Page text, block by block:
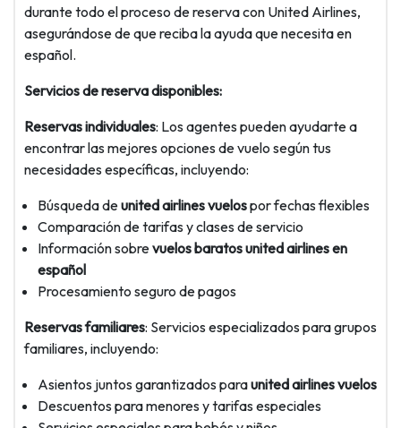
durante todo el proceso de reserva con United Airlines,
asegurándose de que reciba la ayuda que necesita en
español.
Servicios de reserva disponibles:
Reservas individuales: Los agentes pueden ayudarte a
encontrar las mejores opciones de vuelo según tus
necesidades específicas, incluyendo:
Búsqueda deunited airlines vuelospor fechas flexibles
Comparación de tarifas y clases de servicio
Información sobrevuelos baratos united airlines en
español
Procesamiento seguro de pagos
Reservas familiares: Servicios especializados para grupos
familiares, incluyendo:
Asientos juntos garantizados paraunited airlines vuelos
Descuentos para menores y tarifas especiales